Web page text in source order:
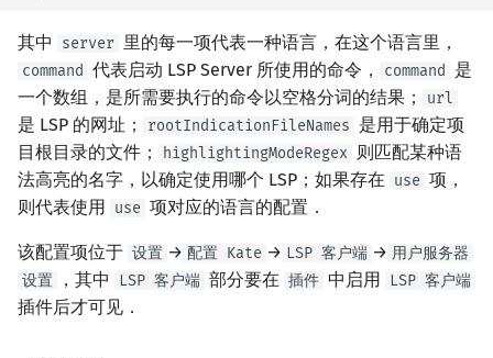
其中 server 里的每一项代表一种语言，在这个语言里，
command 代表启动 LSP Server 所使用的命令， command
是
一个数组，是所需要执行的命令以空格分词的结果；
url
是 LSP 的网址； rootIndicationFileNames 是用于确定项
目根目录的文件；
highlightingModeRegex 则匹配某种语
法高亮的名字，以确定使用哪个 LSP；如果存在 use 项，
则代表使用 use 项对应的语言的配置．
该配置项位于 设置 → 配置 Kate → LSP 客户端 → 用户服务器
设置
，其中 LSP 客户端 部分要在 插件 中启用 LSP 客户端
插件后才可见．